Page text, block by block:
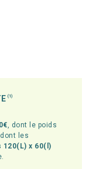
(1)
, dont le poids
les
120(L) x 60(l)